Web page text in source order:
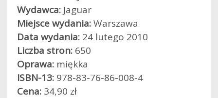
Wydawca: Jaguar
Miejsce wydania:Warszawa
Data wydania: 24 lutego 2010
Liczba stron: 650
Oprawa: miękka
ISBN-13: 978-83-76-86-008-4
Cena: 34,90 zł